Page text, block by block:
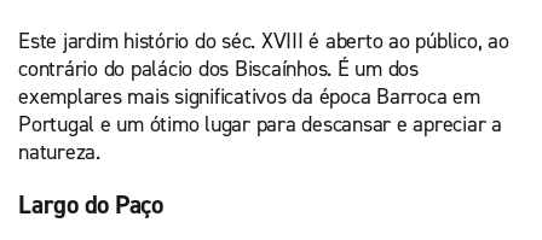
Este jardim histório do séc. XVIII é aberto ao público, ao
contrário do palácio dos Biscaínhos. É um dos
exemplares mais significativos da época Barroca em
Portugal e um ótimo lugar para descansar e apreciar a
natureza.
Largo do Paço